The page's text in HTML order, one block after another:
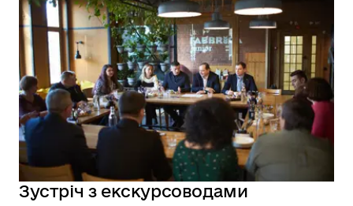
Зустріч з екскурсоводами